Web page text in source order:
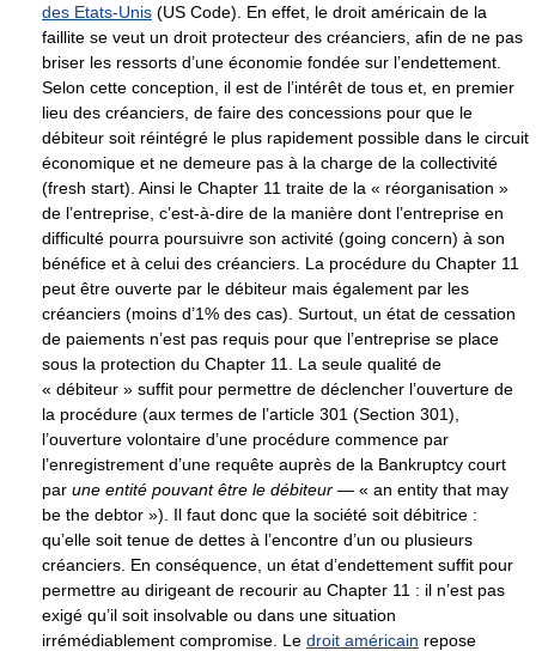
des Etats-Unis (US Code). En effet, le droit américain de la
faillite se veut un droit protecteur des créanciers, afin de ne pas
briser les ressorts d’une économie fondée sur l’endettement.
Selon cette conception, il est de l’intérêt de tous et, en premier
lieu des créanciers, de faire des concessions pour que le
débiteur soit réintégré le plus rapidement possible dans le circuit
économique et ne demeure pas à la charge de la collectivité
(fresh start). Ainsi le Chapter 11 traite de la « réorganisation »
de l’entreprise, c’est-à-dire de la manière dont l’entreprise en
difficulté pourra poursuivre son activité (going concern) à son
bénéfice et à celui des créanciers. La procédure du Chapter 11
peut être ouverte par le débiteur mais également par les
créanciers (moins d’1% des cas). Surtout, un état de cessation
de paiements n’est pas requis pour que l’entreprise se place
sous la protection du Chapter 11. La seule qualité de
« débiteur » suffit pour permettre de déclencher l’ouverture de
la procédure (aux termes de l’article 301 (Section 301),
l’ouverture volontaire d’une procédure commence par
l’enregistrement d’une requête auprès de la Bankruptcy court
par une entité pouvant être le débiteur — « an entity that may
be the debtor »). Il faut donc que la société soit débitrice :
qu’elle soit tenue de dettes à l’encontre d’un ou plusieurs
créanciers. En conséquence, un état d’endettement suffit pour
permettre au dirigeant de recourir au Chapter 11 : il n’est pas
exigé qu’il soit insolvable ou dans une situation
irrémédiablement compromise. Le droit américain repose